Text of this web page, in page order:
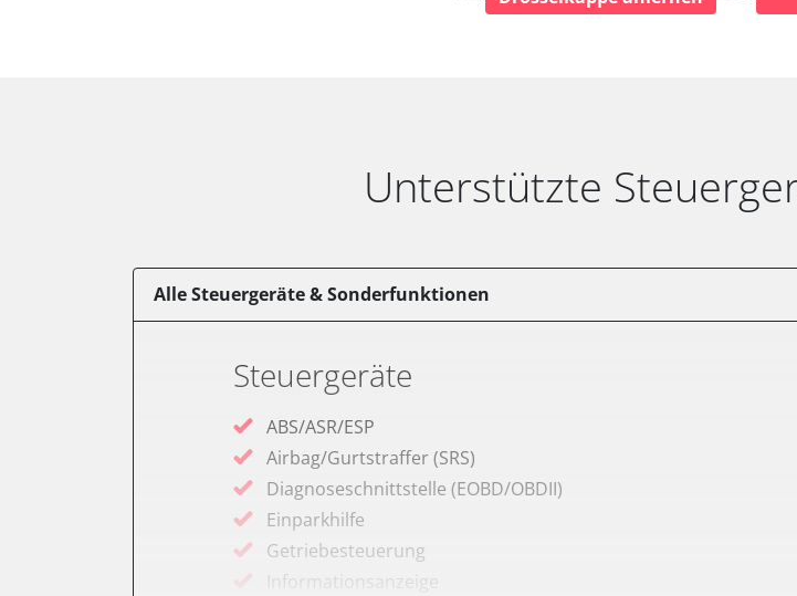
Unterstützte
Alle Steuergeräte & Sonderfunktionen
Steuergeräte
ABS/ASR/ESP
Airbag/Gurtstraffer (SRS)
Diagnoseschnittstelle (EOBD/OBDII)
Einparkhilfe
Getriebesteuerung
Informationsanzeige